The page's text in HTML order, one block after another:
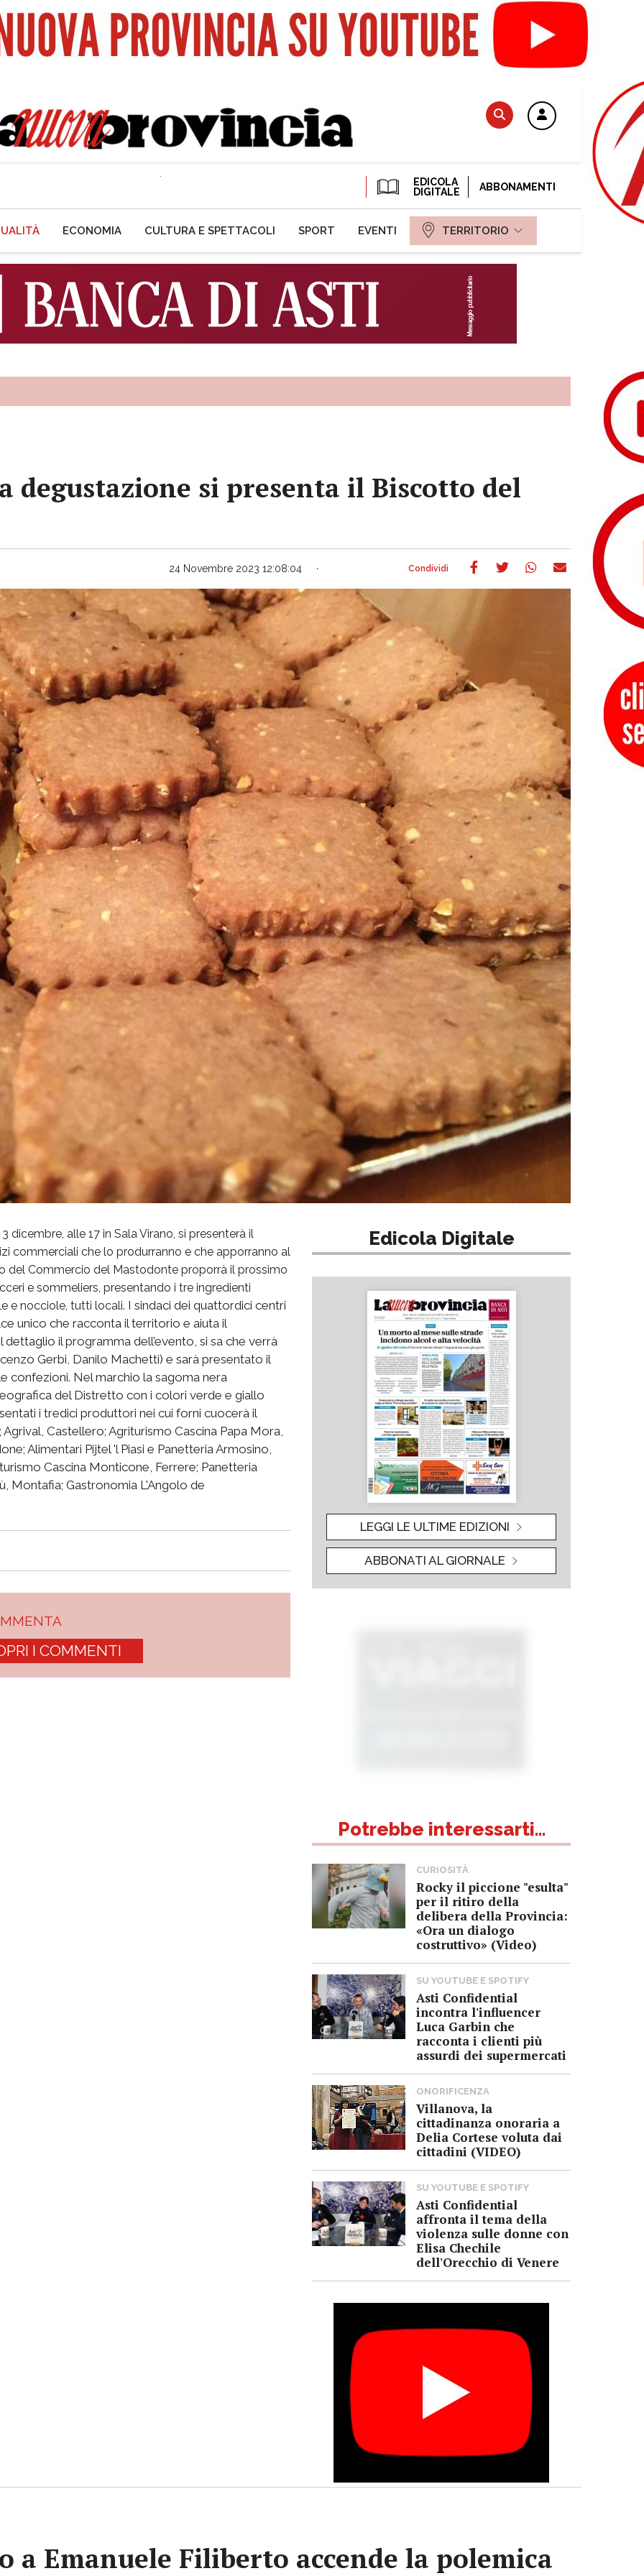
EDICOLA
DIGITALE
ABBONAMENTI
ECONOMIA CULTURA E SPETTACOLI SPORT EVENTI TERRITORIO
degustazione si presenta il Biscotto del
24 Novembre 2023 12:08:04
alle 17 in Sala Virano, si presenterà il
commerciali che lo produrranno e che apporranno al
del Commercio del Mastodonte proporrà il prossimo
e sommeliers, presentando i tre ingredienti
e nocciole, tutti locali. I sindaci dei quattordici centri
unico che racconta il territorio e aiuta il
il programma dell’evento, si sa che verrà
Gerbi, Danilo Machetti) e sarà presentato il
confezioni. Nel marchio la sagoma nera
del Distretto con i colori verde e giallo
i tredici produttori nei cui forni cuocerà il
Castellero; Agriturismo Cascina Papa Mora,
Alimentari Pijtel 'l Piasi e Panetteria Armosino,
Cascina Monticone, Ferrere; Panetteria
Montafia; Gastronomia L'Angolo de
I COMMENTI
Edicola Digitale
LEGGI LE ULTIME EDIZIONI
ABBONATI AL GIORNALE
Potrebbe interessarti...
CURIOSITÀ
Rocky il piccione "esulta"
per il ritiro della
delibera della Provincia:
«Ora un dialogo
costruttivo» (Video)
SU YOUTUBE E SPOTIFY
Asti Confidential
incontra l'influencer
Luca Garbin che
racconta i clienti più
assurdi dei supermercati
ONORIFICENZA
Villanova, la
cittadinanza onoraria a
Delia Cortese voluta dai
cittadini (VIDEO)
SU YOUTUBE E SPOTIFY
Asti Confidential
affronta il tema della
violenza sulle donne con
Elisa Chechile
dell'Orecchio di Venere
Emanuele Filiberto accende la polemica